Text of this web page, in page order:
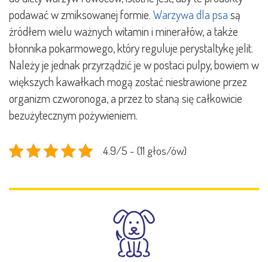
podawać w zmiksowanej formie.Warzywa dla psasą
źródłem wielu ważnych witamin i minerałów, a także
błonnika pokarmowego, który reguluje perystaltykę jelit.
Należy je jednak przyrządzić je w postaci pulpy, bowiem w
większych kawałkach mogą zostać niestrawione przez
organizm czworonoga, a przez to staną się całkowicie
bezużytecznym pożywieniem.
4.9/5 - (11 głos/ów)